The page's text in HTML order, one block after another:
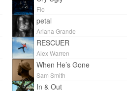
Flo
petal
Ariana Grande
RESCUER
Alex Warren
When He’s Gone
Sam Smith
In & Out